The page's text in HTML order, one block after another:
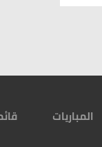
المباريات